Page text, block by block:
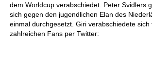
dem Worldcup verabschiedet. Peter Svidlers
sich gegen den jugendlichen Elan des
einmal durchgesetzt. Giri verabschiedete sich
zahlreichen Fans per Twitter: